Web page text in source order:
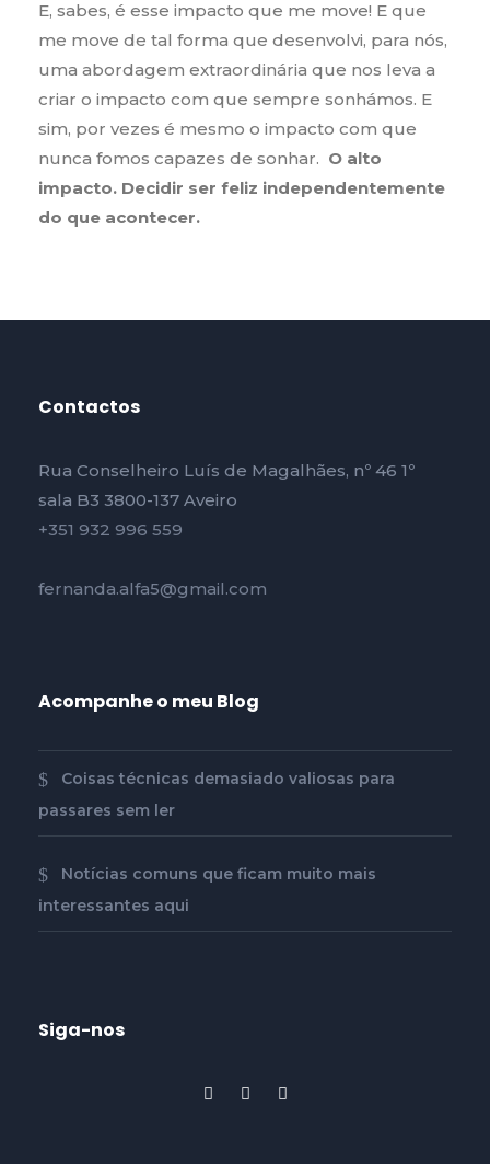
E, sabes, é esse impacto que me move! E que
me move de tal forma que desenvolvi, para nós,
uma abordagem extraordinária que nos leva a
criar o impacto com que sempre sonhámos. E
sim, por vezes é mesmo o impacto com que
nunca fomos capazes de sonhar. O alto
impacto. Decidir ser feliz independentemente
do que acontecer.
Contactos
Rua Conselheiro Luís de Magalhães, nº 46 1º
sala B3 3800-137 Aveiro
+351 932 996 559
fernanda.alfa5@gmail.com
Acompanhe o meu Blog
Coisas técnicas demasiado valiosas para
passares sem ler
Notícias comuns que ficam muito mais
interessantes aqui
Siga-nos